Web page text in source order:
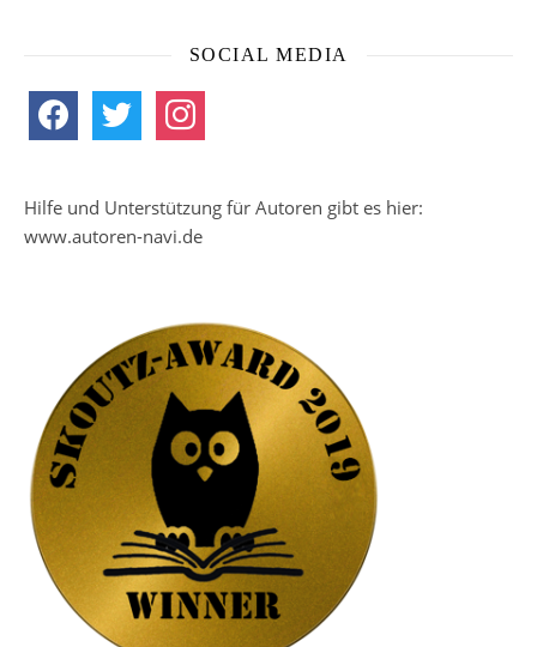
SOCIAL MEDIA
facebook twitter instagram
Hilfe und Unterstützung für Autoren gibt es hier:
www.autoren-navi.de